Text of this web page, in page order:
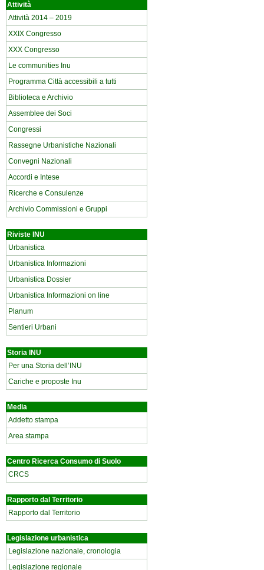
Attività
Attività 2014 – 2019
XXIX Congresso
XXX Congresso
Le communities Inu
Programma Città accessibili a tutti
Biblioteca e Archivio
Assemblee dei Soci
Congressi
Rassegne Urbanistiche Nazionali
Convegni Nazionali
Accordi e Intese
Ricerche e Consulenze
Archivio Commissioni e Gruppi
Riviste INU
Urbanistica
Urbanistica Informazioni
Urbanistica Dossier
Urbanistica Informazioni on line
Planum
Sentieri Urbani
Storia INU
Per una Storia dell’INU
Cariche e proposte Inu
Media
Addetto stampa
Area stampa
Centro Ricerca Consumo di Suolo
CRCS
Rapporto dal Territorio
Rapporto dal Territorio
Legislazione urbanistica
Legislazione nazionale, cronologia
Legislazione regionale